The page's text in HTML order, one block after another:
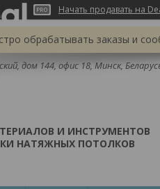
Начать продавать на
обрабатывать заказы и
дом 144, офис 18, Минск,
И ИНСТРУМЕНТОВ
НАТЯЖНЫХ ПОТОЛКОВ